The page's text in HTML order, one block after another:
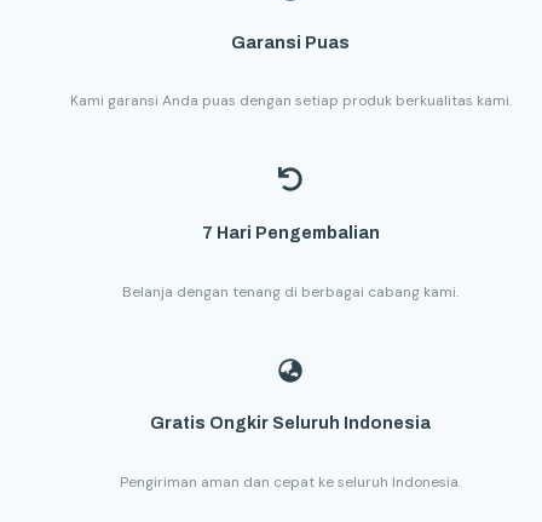
Garansi Puas
Kami garansi Anda puas dengan setiap produk berkualitas kami.
7 Hari Pengembalian
Belanja dengan tenang di berbagai cabang kami.
Gratis Ongkir Seluruh Indonesia
Pengiriman aman dan cepat ke seluruh Indonesia.